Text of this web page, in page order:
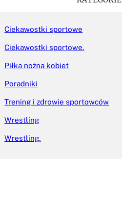
Ciekawostki sportowe
Ciekawostki sportowe.
Piłka nożna kobiet
Poradniki
Trening i zdrowie sportowców
Wrestling
Wrestling.